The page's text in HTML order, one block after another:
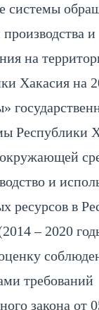
системы
и
на
Хакасия на
Республики
и
ресурсов в
– 2020
требований
закона от